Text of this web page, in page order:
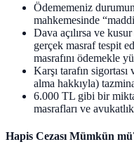
Ödememeniz
mahkemesinde
Dava açılırsa ve
gerçek masraf tespit
masrafını ödemekle
Karşı tarafın
alma hakkıyla)
6.000 TL gibi bir
masrafları ve
Hapis Cezası Mümkün